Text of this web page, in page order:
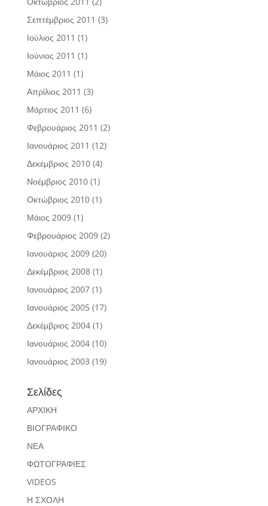
Σεπτέμβριος 2011 (3)
Ιούλιος 2011 (1)
Ιούνιος 2011 (1)
Μάιος 2011 (1)
Απρίλιος 2011 (3)
Μάρτιος 2011 (6)
Φεβρουάριος 2011 (2)
Ιανουάριος 2011 (12)
Δεκέμβριος 2010(4)
Νοέμβριος 2010(1)
Οκτώβριος 2010(1)
Μάιος 2009(1)
Φεβρουάριος 2009(2)
Ιανουάριος 2009(20)
Δεκέμβριος 2008(1)
Ιανουάριος 2007(1)
Ιανουάριος 2005(17)
Δεκέμβριος 2004(1)
Ιανουάριος 2004(10)
Ιανουάριος 2003 (19)
Σελίδες
ΑΡΧΙΚΗ
ΒΙΟΓΡΑΦΙΚΟ
ΝΕΑ
ΦΩΤΟΓΡΑΦΙΕΣ
VIDEOS
Η ΣΧΟΛΗ